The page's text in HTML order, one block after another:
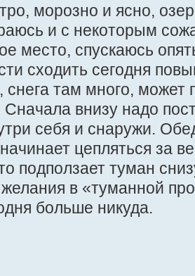
морозно и ясно,
и с некоторым
место, спускаюсь
сходить сегодня
снега там много, может
внизу надо
себя и снаружи.
цепляться за
подползает туман
в «туманной
больше никуда.